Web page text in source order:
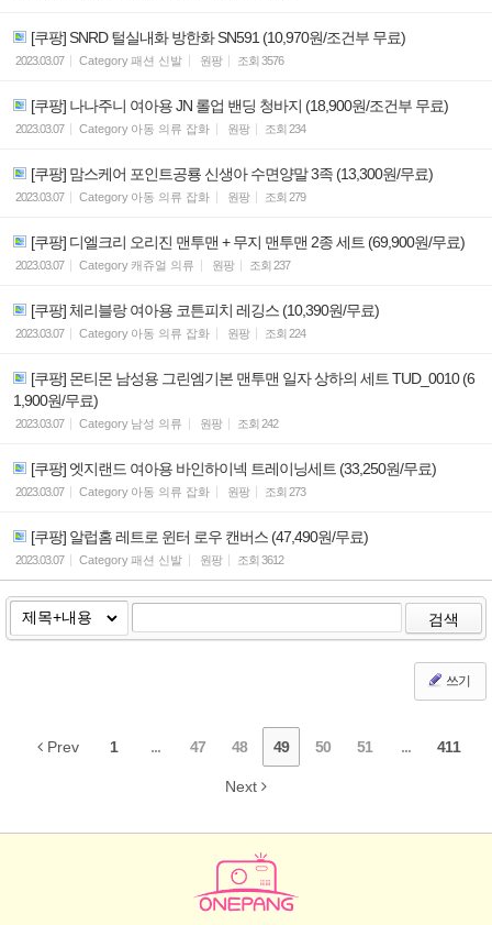
[쿠팡] SNRD 털실내화 방한화 SN591 (10,970원/조건부 무료)
2023.03.07 Category패션 신발 원팡 조회 3576
[쿠팡] 나나주니 여아용 JN 롤업 밴딩 청바지 (18,900원/조건부 무료)
2023.03.07 Category 아동 의류 잡화 원팡 조회 234
[쿠팡] 맘스케어 포인트공룡 신생아 수면양말 3족 (13,300원/무료)
2023.03.07 Category 아동 의류 잡화 원팡 조회 279
[쿠팡] 디엘크리 오리진 맨투맨 + 무지 맨투맨 2종 세트 (69,900원/무료)
2023.03.07 Category 캐쥬얼 의류 원팡 조회 237
[쿠팡] 체리블랑 여아용 코튼피치 레깅스 (10,390원/무료)
2023.03.07 Category 아동 의류 잡화 원팡 조회 224
[쿠팡] 몬티몬 남성용 그린엠기본 맨투맨 일자 상하의 세트 TUD_0010 (6
1,900원/무료)
2023.03.07 Category 남성 의류 원팡 조회 242
[쿠팡] 엣지랜드 여아용 바인하이넥 트레이닝세트 (33,250원/무료)
2023.03.07 Category 아동 의류 잡화 원팡 조회 273
[쿠팡] 알럽홈 레트로 윈터 로우 캔버스 (47,490원/무료)
2023.03.07 Category패션 신발 원팡 조회 3612
검색
쓰기
Prev 1 ... 47 48 49 50 51 ... 411
Next